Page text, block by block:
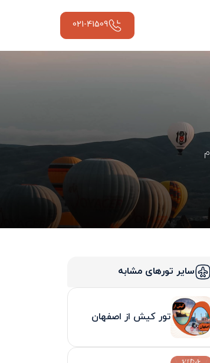
021-41509
سایر تورهای مشابه
تور کیش از اصفهان